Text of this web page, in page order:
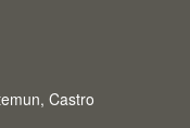
Castro